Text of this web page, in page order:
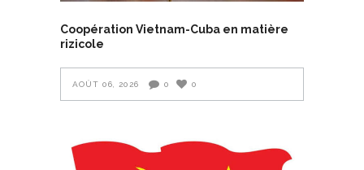
Coopération Vietnam-Cuba en matière
rizicole
AOÛT 06, 2026 0 0